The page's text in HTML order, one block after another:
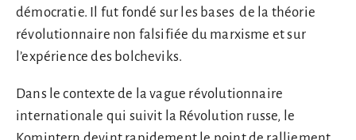
démocratie. Il fut fondé sur les bases de la théorie
révolutionnaire non falsifiée du marxisme et sur
l’expérience des bolcheviks.
Dans le contexte de la vague révolutionnaire
internationale qui suivit la Révolution russe, le